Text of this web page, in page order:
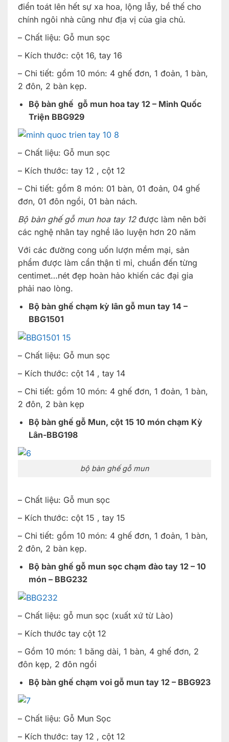
điển toát lên hết sự xa hoa, lộng lẫy, bề thế cho
chính ngôi nhà cũng như địa vị của gia chủ.
– Chất liệu: Gỗ mun sọc
– Kích thước: cột 16, tay 16
– Chi tiết: gồm 10 món: 4 ghế đơn, 1 đoản, 1 bàn,
2 đôn, 2 bàn kẹp.
Bộ bàn ghế gỗ mun hoa tay 12 – Minh Quốc
Triện BBG929
– Chất liệu: Gỗ mun sọc
– Kích thước: tay 12 , cột 12
– Chi tiết: gồm 8 món: 01 bàn, 01 đoản, 04 ghế
đơn, 01 đôn ngồi, 01 bàn nách.
Bộ bàn ghế gỗ mun hoa tay 12 được làm nên bởi
các nghệ nhân tay nghề lão luyện hơn 20 năm
Với các đường cong uốn lượn mềm mại, sản
phẩm được làm cẩn thận tỉ mỉ, chuẩn đến từng
centimet…nét đẹp hoàn hảo khiến các đại gia
phải nao lòng.
Bộ bàn ghế chạm kỳ lân gỗ mun tay 14 –
BBG1501
– Chất liệu: Gỗ mun sọc
– Kích thước: cột 14 , tay 14
– Chi tiết: gồm 10 món: 4 ghế đơn, 1 đoản, 1 bàn,
2 đôn, 2 bàn kẹp
Bộ bàn ghế gỗ Mun, cột 15 10 món chạm Kỳ
Lân-BBG198
bộ bàn ghế gỗ mun
– Chất liệu: Gỗ mun sọc
– Kích thước: cột 15 , tay 15
– Chi tiết: gồm 10 món: 4 ghế đơn, 1 đoản, 1 bàn,
2 đôn, 2 bàn kẹp.
Bộ bàn ghế gỗ mun sọc chạm đào tay 12 – 10
món – BBG232
– Chất liệu: gỗ mun sọc (xuất xứ từ Lào)
– Kích thước tay cột 12
– Gồm 10 món: 1 băng dài, 1 bàn, 4 ghế đơn, 2
đôn kẹp, 2 đôn ngồi
Bộ bàn ghế chạm voi gỗ mun tay 12 – BBG923
– Chất liệu: Gỗ Mun Sọc
– Kích thước: tay 12 , cột 12